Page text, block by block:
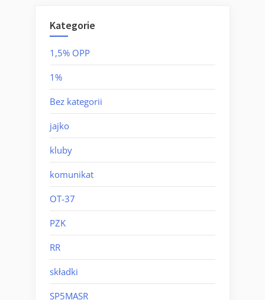
Kategorie
1,5% OPP
1%
Bez kategorii
jajko
kluby
komunikat
OT-37
PZK
RR
składki
SP5MASR